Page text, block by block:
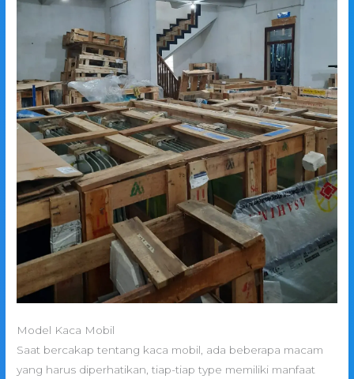
Model Kaca Mobil
Saat bercakap tentang kaca mobil, ada beberapa macam
yang harus diperhatikan, tiap-tiap type memiliki manfaat